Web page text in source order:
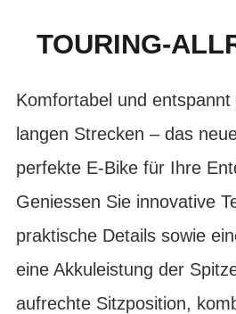
TOURING-
Komfortabel und
langen Strecken – das
perfekte E-Bike für Ihre
Geniessen Sie innovative
praktische Details sowie
eine Akkuleistung der
aufrechte Sitzposition,